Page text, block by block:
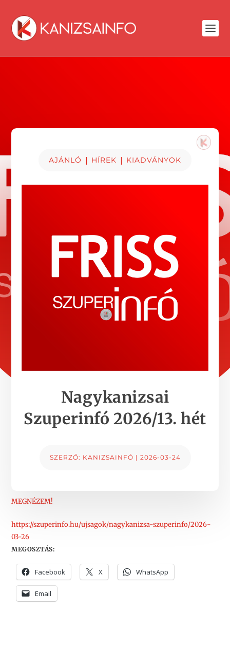
AJÁNLÓ | HÍREK | KIADVÁNYOK
Nagykanizsai
Szuperinfó 2026/13. hét
SZERZŐ: KANIZSAINFÓ | 2026-03-24
MEGNÉZEM!
https://szuperinfo.hu/ujsagok/nagykanizsa-szuperinfo/2026-
03-26
MEGOSZTÁS:
Facebook X WhatsApp
Email